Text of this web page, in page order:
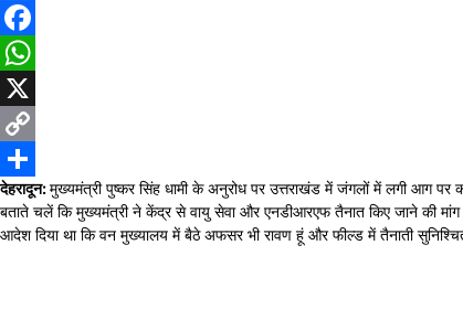
Facebook
WhatsApp
X
Copy
Link
Share
देहरादून:मुख्यमंत्री पुष्कर सिंह धामी के अनुरोध पर उत्तराखंड में जंगलों में लगी आग
बताते चलें कि मुख्यमंत्री ने केंद्र से वायु सेवा और एनडीआरएफ तैनात किए जाने की
आदेश दिया था कि वन मुख्यालय में बैठे अफसर भी रावण हूं और फील्ड में तैनाती